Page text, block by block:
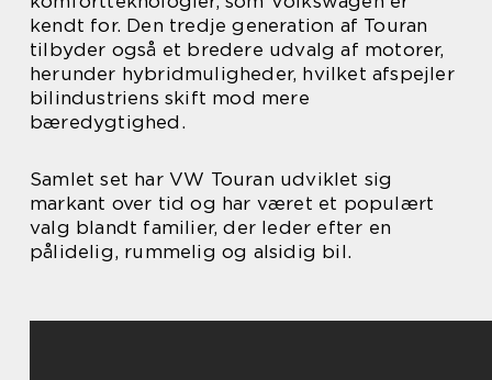
kendt for. Den tredje generation af Touran
tilbyder også et bredere udvalg af motorer,
herunder hybridmuligheder, hvilket afspejler
bilindustriens skift mod mere
bæredygtighed.
Samlet set har VW Touran udviklet sig
markant over tid og har været et populært
valg blandt familier, der leder efter en
pålidelig, rummelig og alsidig bil.